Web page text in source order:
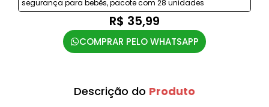
segurança para bebês, pacote com 28 unidades
R$ 35,99
COMPRAR PELO WHATSAPP
Descrição do Produto